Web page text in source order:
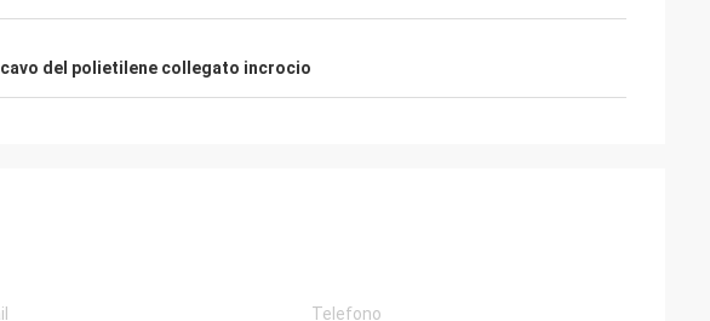
cavo del polietilene collegato incrocio